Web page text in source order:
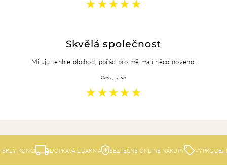
Skvělá společnost
Miluju tenhle obchod, pořád pro mě mají něco nového!
Carly, Utah
KONČÍ DOPRAVA ZDARMA BEZPEČNÉ ONLINE NÁKUPY VÝPRODEJ